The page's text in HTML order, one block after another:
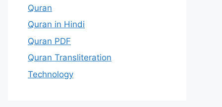
Quran
Quran in Hindi
Quran PDF
Quran Transliteration
Technology